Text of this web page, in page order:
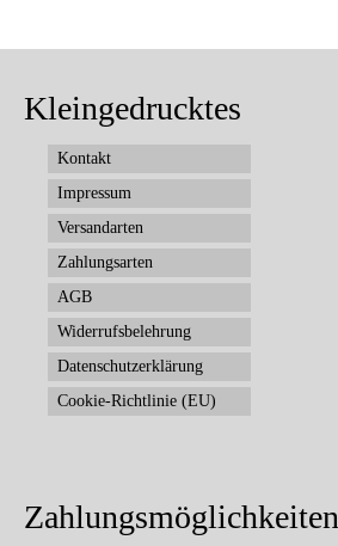
Kleingedrucktes
Kontakt
Impressum
Versandarten
Zahlungsarten
AGB
Widerrufsbelehrung
Datenschutzerklärung
Cookie-Richtlinie (EU)
Zahlungsmöglichkeiten